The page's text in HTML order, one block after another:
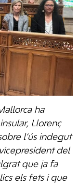
ha
Llorenç
l’ús indegut
del
que ja fa
els fets i que